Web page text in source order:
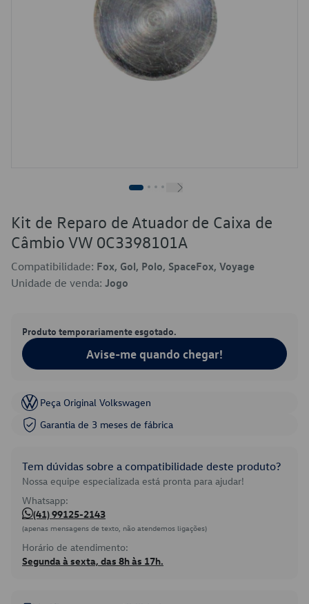
Kit de Reparo de Atuador de Caixa de
Câmbio VW 0C3398101A
Compatibilidade: Fox, Gol, Polo, SpaceFox, Voyage
Unidade de venda: Jogo
Produto temporariamente esgotado.
Avise-me quando chegar!
Peça Original Volkswagen
Garantia de 3 meses de fábrica
Tem dúvidas sobre a compatibilidade deste produto?
Nossa equipe especializada está pronta para ajudar!
Whatsapp:
(41) 99125-2143
(apenas mensagens de texto, não atendemos ligações)
Horário de atendimento:
Segunda à sexta, das 8h às 17h.